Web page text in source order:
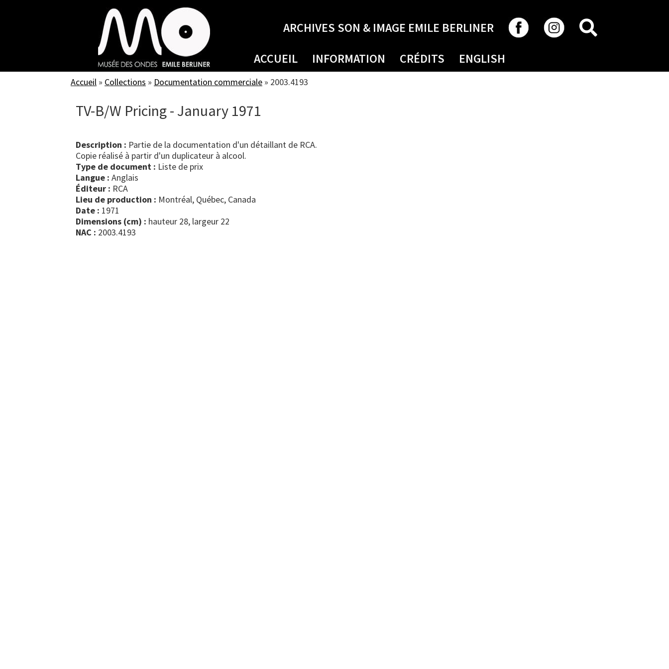
ARCHIVES SON & IMAGE EMILE BERLINER
ACCUEIL INFORMATION CRÉDITS ENGLISH
Accueil » Collections » Documentation commerciale » 2003.4193
TV-B/W Pricing - January 1971
Description : Partie de la documentation d'un détaillant de RCA.
Copie réalisé à partir d'un duplicateur à alcool.
Type de document :
liste de prix
Langue : Anglais
Éditeur : RCA
Lieu de production : Montréal, Québec, Canada
Date : 1971
Dimensions (cm) : hauteur 28, largeur 22
NAC : 2003.4193